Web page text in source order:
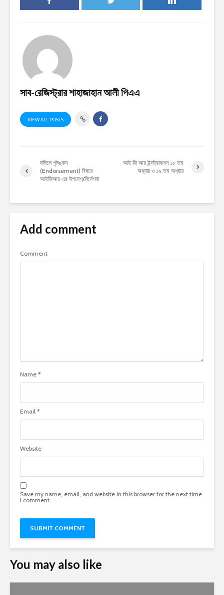
সাব-রেজিস্ট্রার শাহাজাহান আলী পিএএ
VIEW ALL POSTS
দলিলে পৃষ্টঙ্কন
(Endorsement) বিষয়ে
আইজিআর এর উপদেশ/নির্দেশনা
আই জি আর ইন্সট্রাকশন ১৮ তম
অধ্যায় ও ১৯ তম অধ্যায়
Add comment
Comment
Name *
Email *
Website
Save my name, email, and website in this browser for the next time
I comment.
You may also like